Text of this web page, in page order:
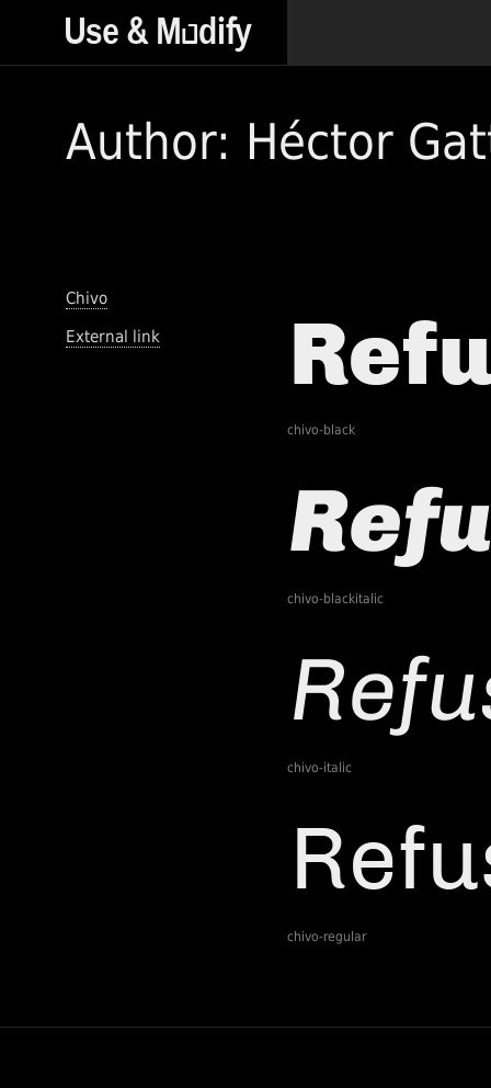
Author: Héctor
Chivo
External link
chivo-black
chivo-blackitalic
chivo-italic
chivo-regular